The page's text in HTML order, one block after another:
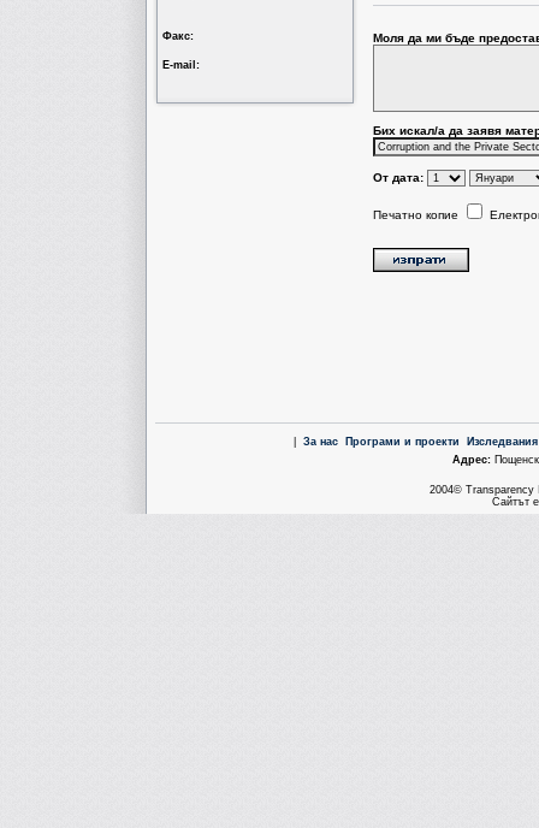
Факс:
Е-mail:
Моля да ми бъде
Бих искал/a да заявя
От дата:
Печатно копие
За нас Програми и проекти
Aдрес:
2004© Transparency
Сайтът